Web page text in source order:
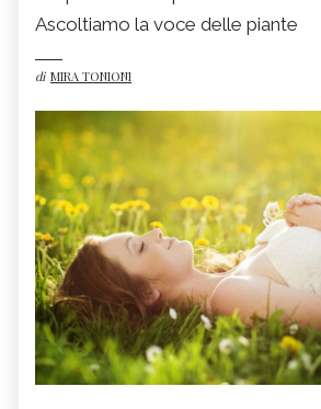
Ascoltiamo la voce delle piante
di MIRA TONIONI